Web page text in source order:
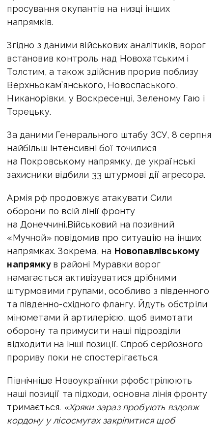
просування окупантів на низці інших
напрямків.
Згідно з даними військових аналітиків, ворог
встановив контроль над Новохатським і
Толстим, а також здійснив прорив поблизу
Верхньокам’янського, Новоспаського,
Никанорівки, у Воскресенці, Зеленому Гаю і
Торецьку.
За даними Генерального штабу ЗСУ, 8 серпня
найбільш інтенсивні бої точилися
на Покровському напрямку, де українські
захисники відбили 33 штурмові дії агресора.
Армія рф продовжує атакувати Сили
оборони по всій лінії фронту
на Донеччині.Військовий на позивний
«Мучной» повідомив про ситуацію на інших
напрямках. Зокрема, на Новопавлівському
напрямку в районі Муравки ворог
намагається активізуватися дрібними
штурмовими групами, особливо з південного
та південно-східного флангу. Йдуть обстріли
мінометами й артилерією, щоб вимотати
оборону та примусити наші підрозділи
відходити на інші позиції. Спроб серйозного
прориву поки не спостерігається.
Північніше Новоукраїнки рфобстрілюють
наші позиції та підходи, основна лінія фронту
тримається. «Хряки зараз пробують вздовж
кордону у лісосмугах закріпитися щоб